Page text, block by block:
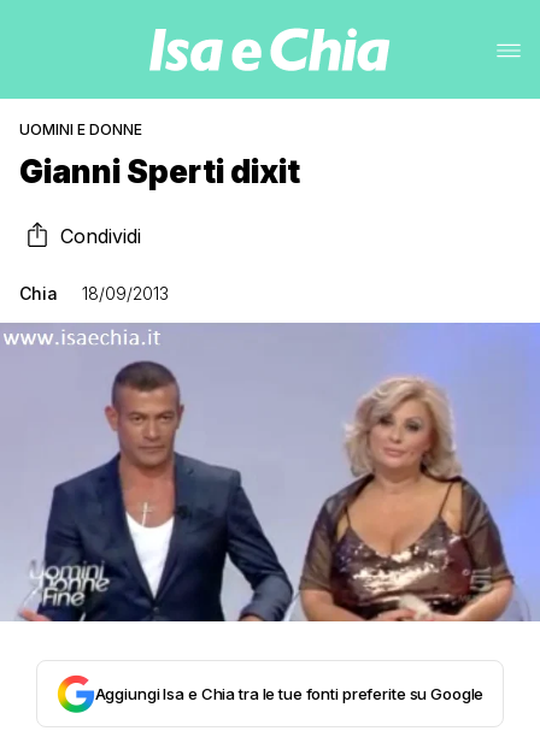
UOMINI E DONNE
Gianni Sperti dixit
Condividi
Chia 18/09/2013
Aggiungi Isa e Chia tra le tue fonti preferite su Google